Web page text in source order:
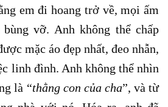
em đi hoang trở về, mọi ấm
vỡ. Anh không thể chấp
mặc áo đẹp nhất, đeo nhẫn,
linh đình. Anh không thể nhìn
là “thằng con của cha”, và từ